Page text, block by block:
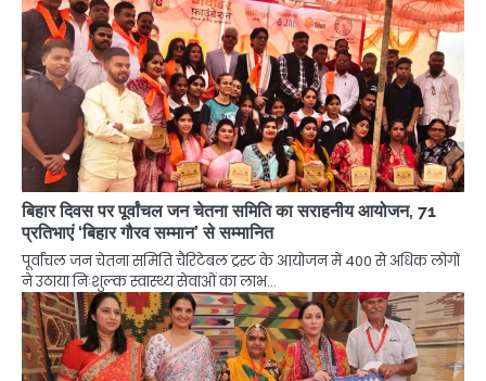
बिहार दिवस पर पूर्वांचल जन चेतना समिति का सराहनीय आयोजन, 71
प्रतिभाएं ‘बिहार गौरव सम्मान’ से सम्मानित
पूर्वांचल जन चेतना समिति चैरिटेबल ट्रस्ट के आयोजन में 400 से अधिक लोगों
ने उठाया निःशुल्क स्वास्थ्य सेवाओं का लाभ…